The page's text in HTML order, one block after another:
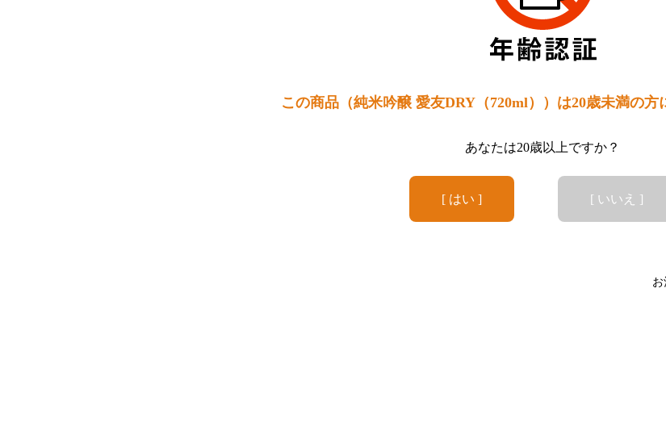
この商品（純米吟醸 愛友DRY（720ml））は20歳未満の方
あなたは20歳以上ですか？
[ はい ] [ いいえ ]
お